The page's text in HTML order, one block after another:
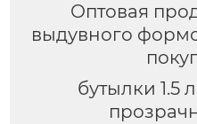
Оптовая
выдувного
бутылки 1.5